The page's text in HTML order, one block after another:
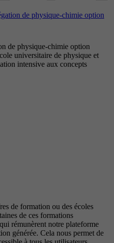
de physique-chimie option
de physique-chimie option
universitaire de physique et
intensive aux concepts
de formation ou des écoles
de ces formations
rémunèrent notre plateforme
générée. Cela nous permet de